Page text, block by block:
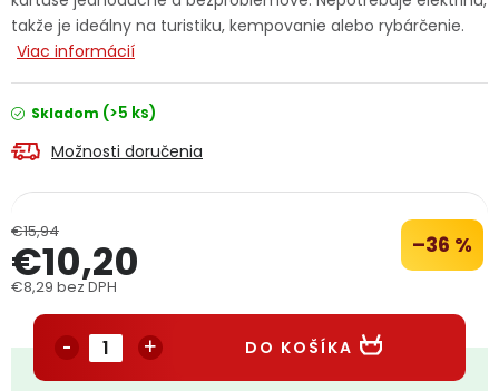
Kontakty
Reklamačný formulár Odstúpenie v lehote 14 dní
Obchodné podmienky Reklamačný poriadok
Přihlášení Registrace
takže je ideálny na turistiku, kempovanie alebo rybárčenie.
Viac informácií
Skladom (>5 ks)
Možnosti doručenia
€15,94 –36 %
€10,20
€8,29 bez DPH
DO KOŠÍKA